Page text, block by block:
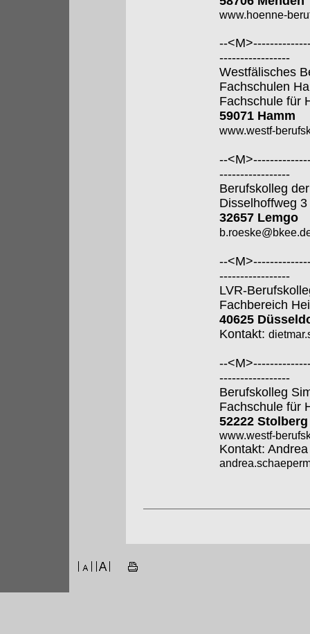
www.hoenne-
--
-----------------
Westfälisches
Fachschulen
Fachschule für
59071 Hamm
www.westf-
--
-----------------
Berufskolleg
Disselhoffweg 3
32657 Lemgo
--
-----------------
LVR-
Fachbereich
40625
Kontakt:
--
-----------------
Berufskolleg
Fachschule für
52222 Stolberg
www.westf-
Kontakt: